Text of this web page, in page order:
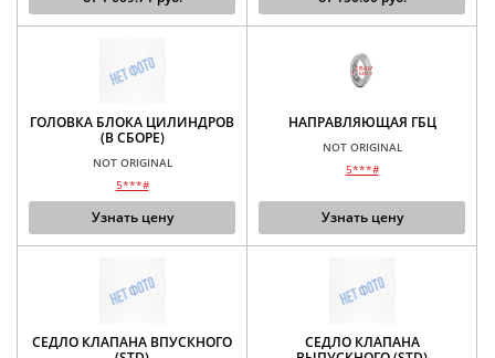
ГОЛОВКА БЛОКА ЦИЛИНДРОВ
(В СБОРЕ)
NOT ORIGINAL
5***#
Узнать цену
НАПРАВЛЯЮЩАЯ ГБЦ
NOT ORIGINAL
5***#
Узнать цену
СЕДЛО КЛАПАНА ВПУСКНОГО
СЕДЛО КЛАПАНА